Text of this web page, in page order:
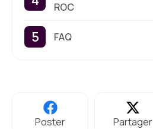
ROC
FAQ
Poster Partager